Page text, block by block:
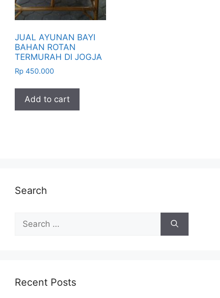
JUAL AYUNAN BAYI
BAHAN ROTAN
TERMURAH DI JOGJA
Rp 450.000
Add to cart
Search
for:
Recent Posts